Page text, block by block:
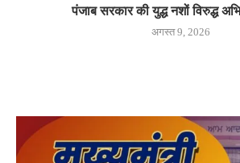
पंजाब सरकार की युद्ध नशों विरुद्ध
अगस्त 9, 2026